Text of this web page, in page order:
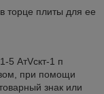
торце плиты для ее
5 АтVскт-1 п
при помощи
знак или